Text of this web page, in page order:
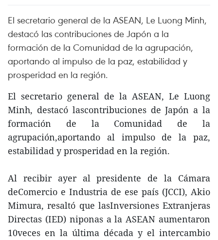
El secretario general de la ASEAN, Le Luong Minh,
destacó las contribuciones de Japón a la
formación de la Comunidad de la agrupación,
aportando al impulso de la paz, estabilidad y
prosperidad en la región.
El secretario general de la ASEAN, Le Luong
Minh, destacó lascontribuciones de Japón a la
formación de la Comunidad de la
agrupación,aportando al impulso de la paz,
estabilidad y prosperidad en la región.
Al recibir ayer al presidente de la Cámara
deComercio e Industria de ese país (JCCI), Akio
Mimura, resaltó que lasInversiones Extranjeras
Directas (IED) niponas a la ASEAN aumentaron
10veces en la última década y el intercambio